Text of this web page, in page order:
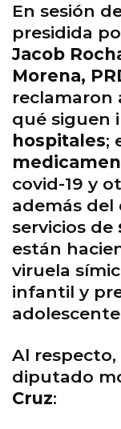
En sesión
presidida
Jacob
Morena,
reclamaron
qué siguen
hospitales;
covid-19 y
además del
servicios de
están
viruela
infantil y
Al
diputado
Cruz: